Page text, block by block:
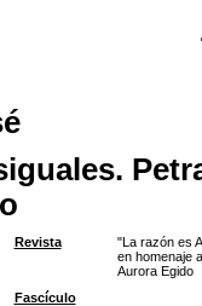
Revista
"La razón es
en homenaje
Aurora Egido
Fascículo